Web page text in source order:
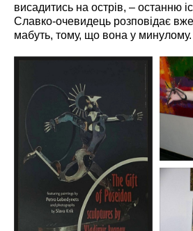
висадитись на острів, – останню
Славко-очевидець розповідає
мабуть, тому, що вона у минулому.